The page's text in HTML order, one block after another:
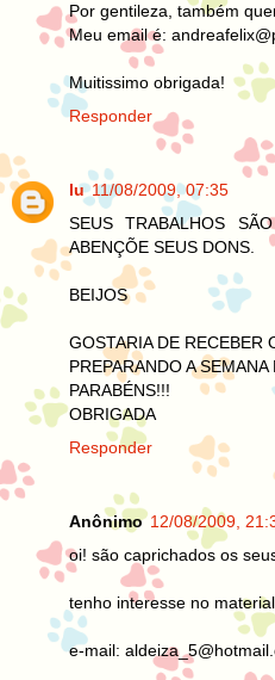
Por gentileza, também
Meu email é:
Muitissimo obrigada!
Responder
lu 11/08/2009, 07:35
SEUS TRABALHOS
ABENÇÕE SEUS DONS.
BEIJOS
GOSTARIA DE RECEBER
PREPARANDO A SEMANA
PARABÉNS!!!
OBRIGADA
Responder
Anônimo 12/08/2009,
oi! são caprichados os
tenho interesse no
e-mail: